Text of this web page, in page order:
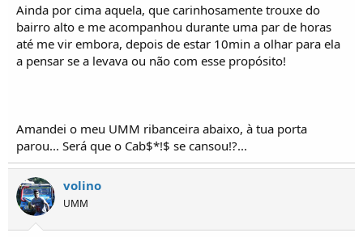
Ainda por cima aquela, que carinhosamente trouxe do
bairro alto e me acompanhou durante uma par de horas
até me vir embora, depois de estar 10min a olhar para ela
a pensar se a levava ou não com esse propósito!
Amandei o meu UMM ribanceira abaixo, à tua porta
parou... Será que o Cab$*!$ se cansou!?...
volino
UMM